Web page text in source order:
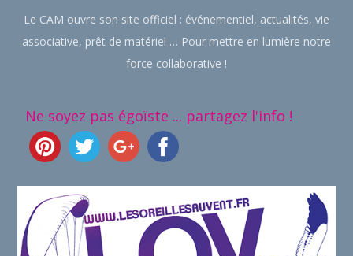
Le CAM ouvre son site officiel : événementiel, actualités, vie
associative, prêt de matériel … Pour mettre en lumière notre
force collaborative !
Ne soyez pas égoïste ... partagez l'info !